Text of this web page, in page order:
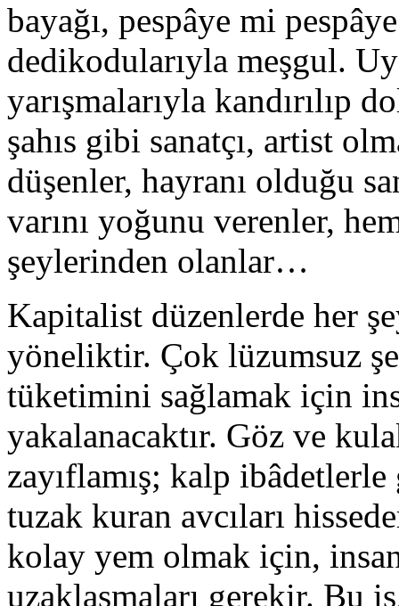
bayağı, pespâye mi
dedikodularıyla meşgul.
yarışmalarıyla kandırılıp
şahıs gibi sanatçı, artist
düşenler, hayranı olduğu
varını yoğunu verenler,
şeylerinden olanlar…
Kapitalist düzenlerde her
yöneliktir. Çok lüzumsuz
tüketimini sağlamak için
yakalanacaktır. Göz ve
zayıflamış; kalp ibâdetlerle
tuzak kuran avcıları
kolay yem olmak için,
uzaklaşmaları gerekir. Bu